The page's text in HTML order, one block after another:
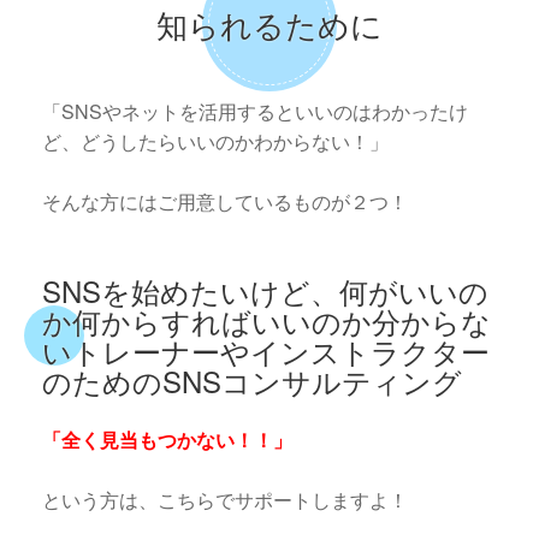
知られるために
「SNSやネットを活用するといいのはわかったけ
ど、どうしたらいいのかわからない！」
そんな方にはご用意しているものが２つ！
SNSを始めたいけど、何がいいの
か何からすればいいのか分からな
いトレーナーやインストラクター
のためのSNSコンサルティング
「全く見当もつかない！！」
という方は、こちらでサポートしますよ！